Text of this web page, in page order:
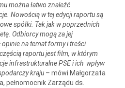
można łatwo znaleźć
Nowością wtej edycji raportu są
spółki. Tak jak w poprzednich
Odbiorcy mogą za jej
na temat formy i treści
raportu jest film, w którym
infrastrukturalne PSE i ich wpływ
kraju – mówi Małgorzata
pełnomocnik Zarządu ds.